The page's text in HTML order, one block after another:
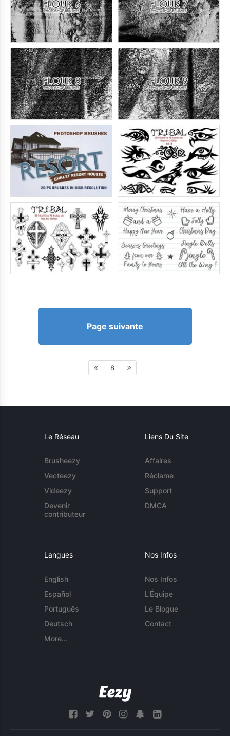
Page suivante
8
Le Réseau
Brusheezy
Vecteezy
Videezy
Devenir
contributeur
Liens Du Site
Affaires
Réclame
Support
DMCA
Langues
English
Español
Português
Deutsch
More...
Nos Infos
Nos Infos
L'Équipe
Le Blogue
Contact